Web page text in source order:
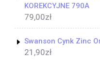
KOREKCYJNE 790A
79,00zł
Swanson Cynk Zinc
21,90zł